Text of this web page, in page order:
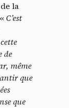
la
C’est
de
même
que
que